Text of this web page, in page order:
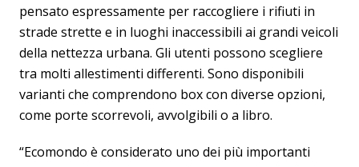
pensato espressamente per raccogliere i rifiuti in
strade strette e in luoghi inaccessibili ai grandi veicoli
della nettezza urbana. Gli utenti possono scegliere
tra molti allestimenti differenti. Sono disponibili
varianti che comprendono box con diverse opzioni,
come porte scorrevoli, avvolgibili o a libro.
“Ecomondo è considerato uno dei più importanti